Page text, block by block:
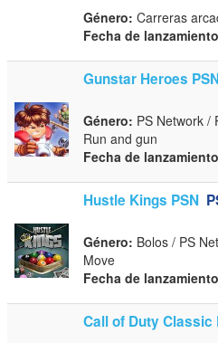
Género: Carreras
Fecha de
Gunstar Heroes
Género: PS Network /
Run and gun
Fecha de
Hustle Kings PSN
Género: Bolos / PS
Move
Fecha de
Call of Duty Classic